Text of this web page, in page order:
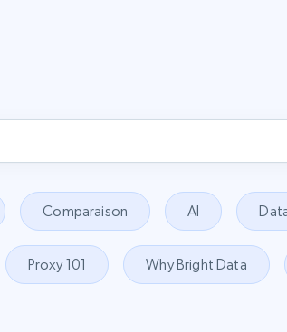
Comparaison AI
Proxy 101 Why Bright Data